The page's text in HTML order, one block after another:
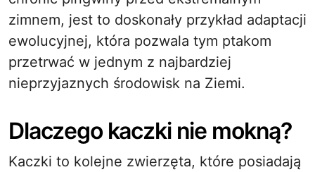
zimnem, jest to doskonały przykład adaptacji
ewolucyjnej, która pozwala tym ptakom
przetrwać w jednym z najbardziej
nieprzyjaznych środowisk na Ziemi.
Dlaczego kaczki nie mokną?
Kaczki to kolejne zwierzęta, które posiadają